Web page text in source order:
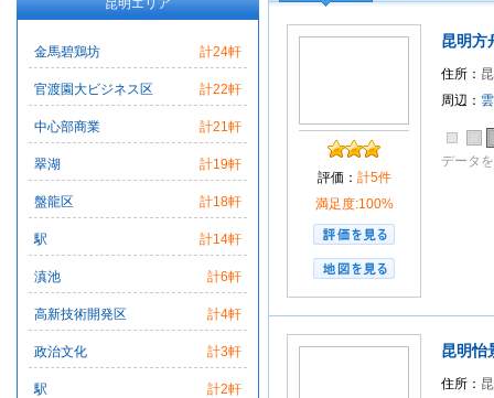
評価： 計5件
満足度:100%
昆明方
住所：
周辺：
データ
昆明怡
住所：
昆明エリア
計24軒
金馬碧鶏坊
計22軒
官渡園大ビジネス区
計21軒
中心部商業
計19軒
翠湖
計18軒
盤龍区
計14軒
駅
計6軒
滇池
計4軒
高新技術開発区
計3軒
政治文化
計2軒
駅